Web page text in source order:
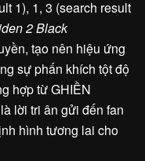
1), 1, 3 (search result
2 Black
tạo nên hiệu ứng
sự phấn khích tột độ
hợp từ GHIỀN
lời tri ân gửi đến fan
hình tương lai cho